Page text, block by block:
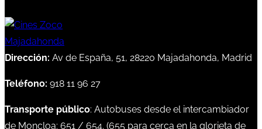
Dirección: Av de España, 51, 28220 Majadahonda, Madrid
Teléfono: 918 11 96 27
Transporte público: Autobuses desde el intercambiador
de Moncloa: 651 / 654. (655 para cerca en la glorieta de